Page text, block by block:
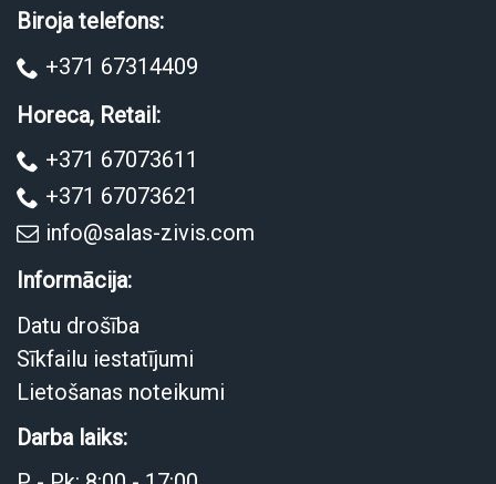
Biroja telefons:
+371 67314409
Horeca, Retail:
+371 67073611
+371 67073621
info@salas-zivis.com
Informācija:
Datu drošība
Sīkfailu iestatījumi
Lietošanas noteikumi
Darba laiks: